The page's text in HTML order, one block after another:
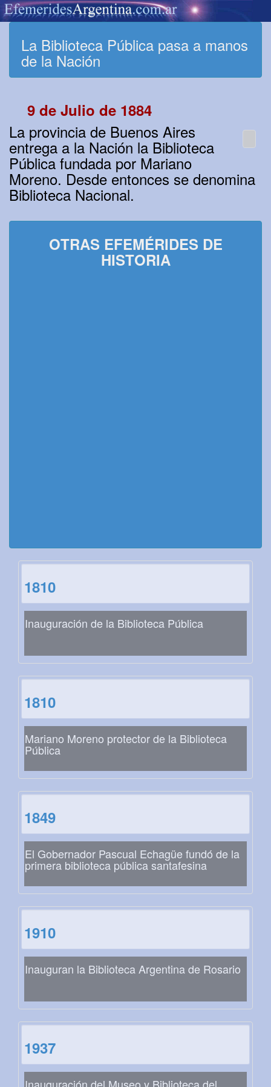
La Biblioteca Pública pasa a manos
de la Nación
9 de Julio de 1884
La provincia de Buenos Aires
entrega a la Nación la Biblioteca
Pública fundada por Mariano
Moreno. Desde entonces se denomina
Biblioteca Nacional.
OTRAS EFEMÉRIDES DE
HISTORIA
1810
Inauguración de la Biblioteca Pública
1810
Mariano Moreno protector de la Biblioteca
Pública
1849
El Gobernador Pascual Echagüe fundó de la
primera biblioteca pública santafesina
1910
Inauguran la Biblioteca Argentina de Rosario
1937